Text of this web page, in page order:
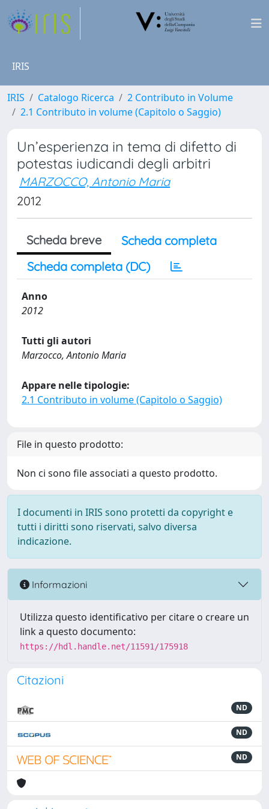
IRIS
IRIS Catalogo Ricerca
2 Contributo in Volume
2.1 Contributo in volume (Capitolo o Saggio)
Un’esperienza in tema di difetto di
potestas iudicandi degli arbitri
MARZOCCO, Antonio Maria
2012
Scheda breve
Scheda completa
Scheda completa (DC)
Anno
2012
Tutti gli autori
Marzocco, Antonio Maria
Appare nelle tipologie:
2.1 Contributo in volume (Capitolo o Saggio)
File in questo prodotto:
Non ci sono file associati a questo prodotto.
I documenti in IRIS sono protetti da copyright e
tutti i diritti sono riservati, salvo diversa
indicazione.
Informazioni
Utilizza questo identificativo per citare o creare un
link a questo documento:
https://hdl.handle.net/11591/175918
Citazioni
ND
ND
ND